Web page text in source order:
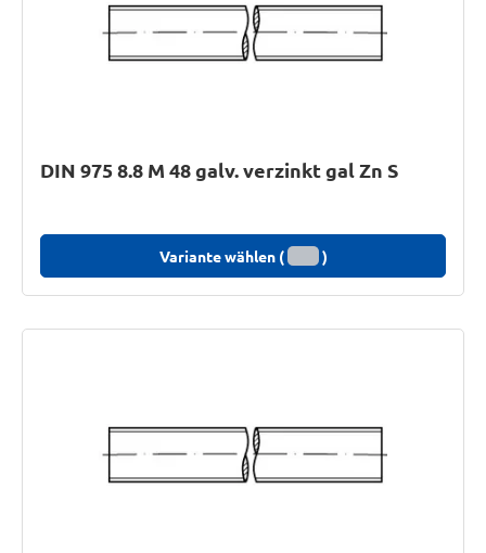
DIN 975 8.8 M 48 galv. verzinkt gal Zn S
Variante wählen ( )